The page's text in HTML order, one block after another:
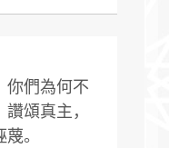
你們為何不
頌真主，
。